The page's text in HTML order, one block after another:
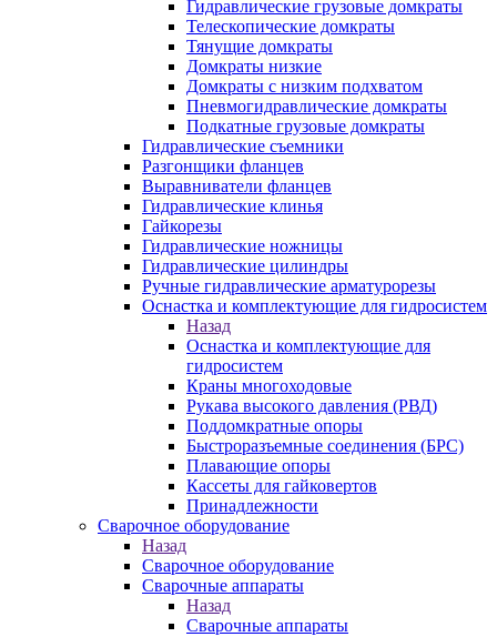
Гидравлические грузовые домкраты
Телескопические домкраты
Тянущие домкраты
Домкраты низкие
Домкраты с низким подхватом
Пневмогидравлические домкраты
Подкатные грузовые домкраты
Гидравлические съемники
Разгонщики фланцев
Выравниватели фланцев
Гидравлические клинья
Гайкорезы
Гидравлические ножницы
Гидравлические цилиндры
Ручные гидравлические арматурорезы
Оснастка и комплектующие для гидросистем
Назад
Оснастка и комплектующие для
гидросистем
Краны многоходовые
Рукава высокого давления (РВД)
Поддомкратные опоры
Быстроразъемные соединения (БРС)
Плавающие опоры
Кассеты для гайковертов
Принадлежности
Сварочное оборудование
Назад
Сварочное оборудование
Сварочные аппараты
Назад
Сварочные аппараты